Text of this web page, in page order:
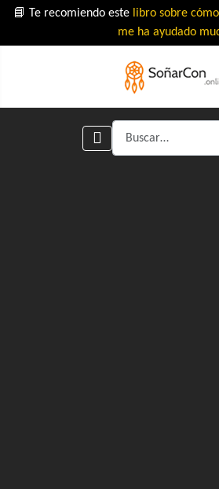
📘 Te recomiendo este libro sobre
me ha ayudado
Buscar